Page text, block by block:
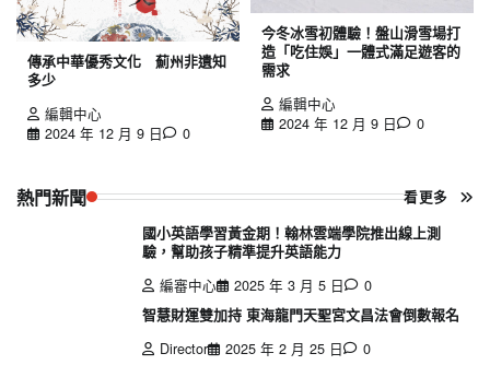
傳承中華優秀文化 薊州非遺知
多少
編輯中心
2024 年 12 月 9 日
0
今冬冰雪初體驗！盤山滑雪場打
造「吃住娛」一體式滿足遊客的
需求
編輯中心
2024 年 12 月 9 日
0
熱門新聞 看更多
國小英語學習黃金期！翰林雲端學院推出線上測
驗，幫助孩子精準提升英語能力
編審中心
2025 年 3 月 5 日
0
智慧財運雙加持 東海龍門天聖宮文昌法會倒數報名
Director
2025 年 2 月 25 日
0